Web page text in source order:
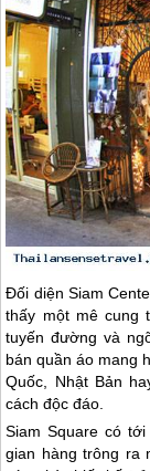
Đối diện Siam
thấy một mê cung
tuyến đường và
bán quần áo mang
Quốc, Nhật Bản
cách độc đáo.
Siam Square có
gian hàng trông ra